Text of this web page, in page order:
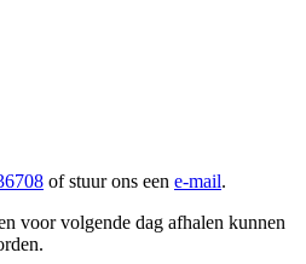
of stuur ons een e-mail.
voor volgende dag afhalen kunnen